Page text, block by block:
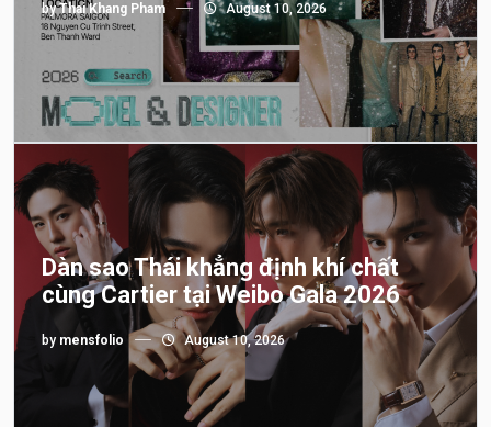
byThai Khang Pham August 10, 2026
Dàn sao Thái khẳng định khí chất
cùng Cartier tại Weibo Gala 2026
by mensfolio August 10, 2026